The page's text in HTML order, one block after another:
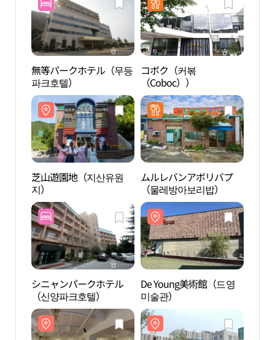
無等パークホテル（무등
파크호텔）
コボク（커볶
（Coboc））
芝山遊園地（지산유원
지）
ムルレバンアボリバプ
（물레방아보리밥）
シニャンパークホテル
（신양파크호텔）
De Young美術館（드영
미술관）